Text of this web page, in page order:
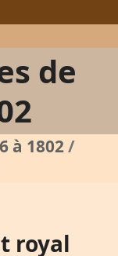
de
à 1802/
royal